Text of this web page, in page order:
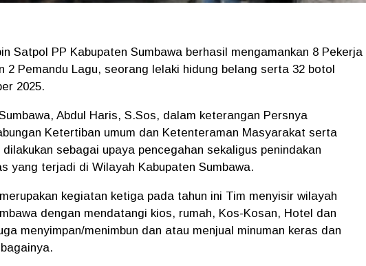
Satpol PP Kabupaten Sumbawa berhasil mengamankan 8 Pekerja
2 Pemandu Lagu, seorang lelaki hidung belang serta 32 botol
2025.
Abdul Haris, S.Sos, dalam keterangan Persnya
Ketertiban umum dan Ketenteraman Masyarakat serta
sebagai upaya pencegahan sekaligus penindakan
yang terjadi di Wilayah Kabupaten Sumbawa.
kegiatan ketiga pada tahun ini Tim menyisir wilayah
dengan mendatangi kios, rumah, Kos-Kosan, Hotel dan
menyimpan/menimbun dan atau menjual minuman keras dan